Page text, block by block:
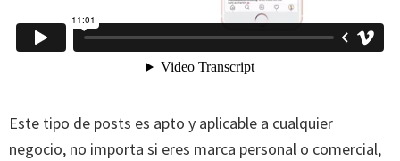
Este tipo de posts es apto y aplicable a cualquier
negocio, no importa si eres marca personal o comercial,